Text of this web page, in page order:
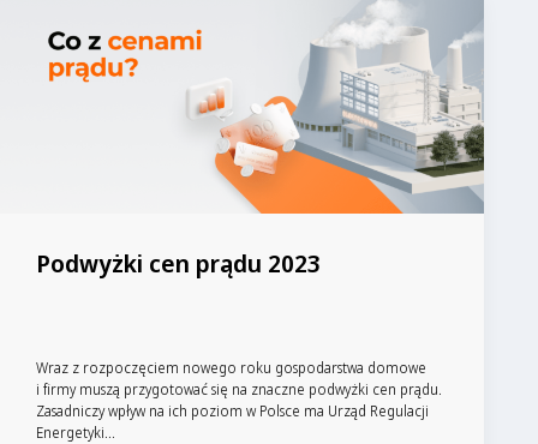
Podwyżki cen prądu 2023
Wraz z rozpoczęciem nowego roku gospodarstwa domowe
i firmy muszą przygotować się na znaczne podwyżki cen prądu.
Zasadniczy wpływ na ich poziom w Polsce ma Urząd Regulacji
Energetyki...